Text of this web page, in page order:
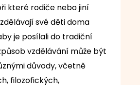
které rodiče nebo jiní
své děti doma
je posílali do tradiční
vzdělávání může být
důvody, včetně
filozofických,